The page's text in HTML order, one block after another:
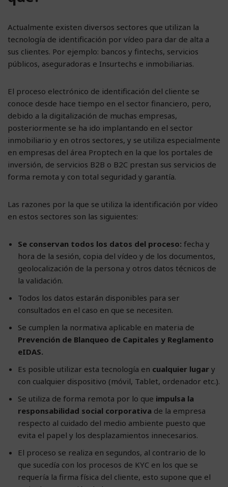
Actualmente existen diversos sectores que utilizan la
tecnología de identificación por vídeo para dar de alta a
sus clientes. Por ejemplo: bancos y fintechs, servicios
públicos, aseguradoras e Insurtechs e inmobiliarias.
El proceso electrónico de identificación del cliente se
conoce desde hace tiempo en el sector financiero, pero,
debido a la digitalización de muchas empresas,
posteriormente se ha ido implantando en el sector
inmobiliario y en otros sectores, y se utiliza especialmente
en empresas del área Proptech en la que los portales de
inversión, de servicios B2B o B2C prestan sus servicios de
forma remota y con total seguridad y garantía.
Las razones por la que se utiliza la identificación por vídeo
en estos sectores son las siguientes:
Se conservan todos los datos del proceso: fecha y
hora de la sesión, copia del vídeo y de los documentos,
geolocalización de la persona y otros datos técnicos de
la validación.
Todos los datos estarán disponibles para ser
consultados en el caso en que se necesiten.
Se cumplen la normativa aplicable en materia de
Prevención de Blanqueo de Capitales y Reglamento
eIDAS.
Es posible utilizar esta tecnología en cualquier lugar y
con cualquier dispositivo (móvil, Tablet, ordenador etc.).
Se utiliza de forma remota por lo que impulsa la
responsabilidad social corporativa de la empresa
respecto al cuidado del medio ambiente puesto que
evita el papel y los desplazamientos innecesarios.
El proceso se realiza en segundos, al contrario de lo
que sucedía con los procesos de KYC en los que se
requería la firma física del cliente, esto supone que el